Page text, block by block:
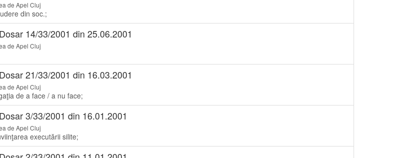
de Apel Cluj
din soc.;
14/33/2001 din 25.06.2001
de Apel Cluj
21/33/2001 din 16.03.2001
de Apel Cluj
de a face / a nu face;
3/33/2001 din 16.01.2001
de Apel Cluj
executării silite;